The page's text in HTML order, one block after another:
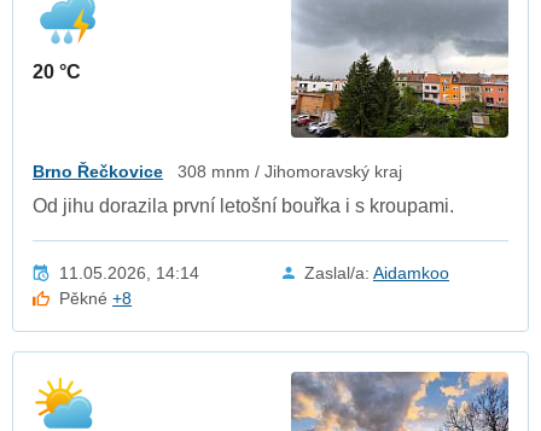
20 °C
Brno Řečkovice 308 mnm / Jihomoravský kraj
Od jihu dorazila první letošní bouřka i s kroupami.
11.05.2026, 14:14 Zaslal/a: Aidamkoo
Pěkné+8